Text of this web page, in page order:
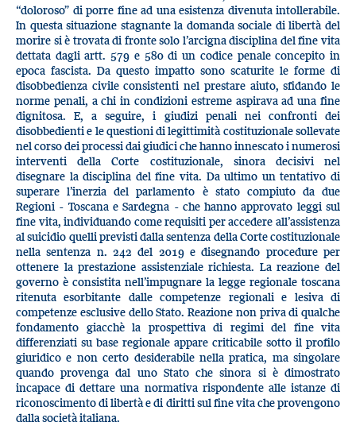
“doloroso” di porre fine ad una esistenza divenuta intollerabile.
In questa situazione stagnante la domanda sociale di libertà del
morire si è trovata di fronte solo l’arcigna disciplina del fine vita
dettata dagli artt. 579 e 580 di un codice penale concepito in
epoca fascista. Da questo impatto sono scaturite le forme di
disobbedienza civile consistenti nel prestare aiuto, sfidando le
norme penali, a chi in condizioni estreme aspirava ad una fine
dignitosa. E, a seguire, i giudizi penali nei confronti dei
disobbedienti e le questioni di legittimità costituzionale sollevate
nel corso dei processi dai giudici che hanno innescato i numerosi
interventi della Corte costituzionale, sinora decisivi nel
disegnare la disciplina del fine vita. Da ultimo un tentativo di
superare l’inerzia del parlamento è stato compiuto da due
Regioni - Toscana e Sardegna - che hanno approvato leggi sul
fine vita, individuando come requisiti per accedere all’assistenza
al suicidio quelli previsti dalla sentenza della Corte costituzionale
nella sentenza n. 242 del 2019 e disegnando procedure per
ottenere la prestazione assistenziale richiesta. La reazione del
governo è consistita nell’impugnare la legge regionale toscana
ritenuta esorbitante dalle competenze regionali e lesiva di
competenze esclusive dello Stato. Reazione non priva di qualche
fondamento giacchè la prospettiva di regimi del fine vita
differenziati su base regionale appare criticabile sotto il profilo
giuridico e non certo desiderabile nella pratica, ma singolare
quando provenga dal uno Stato che sinora si è dimostrato
incapace di dettare una normativa rispondente alle istanze di
riconoscimento di libertà e di diritti sul fine vita che provengono
dalla società italiana.